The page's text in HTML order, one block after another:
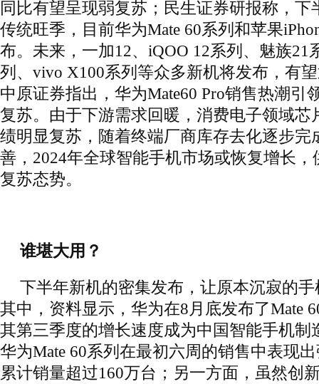
同比有望呈现弱复苏；民生证券研报称，下
传统旺季，目前华为Mate 60系列和苹果
布。未来，一加12、iQOO 12系列、魅族21
列、vivo X100系列等众多新机将发布，有
中原证券指出，华为Mate60 Pro销售热潮引
复苏。由于下游需求回暖，消费电子领域芯
绩明显复苏，随着终端厂商库存去化逐步完
善，2024年全球智能手机市场或恢复增长
复苏态势。
谁堪大用？
下半年新机的密集发布，让原本沉寂的
其中，资料显示，华为在8月底发布了Mate
其第三季度的增长速度成为中国智能手机制
华为Mate 60系列在最初六周的销售中表现
累计销量超过160万台；另一方面，虽然创